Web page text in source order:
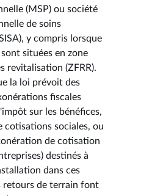
(MSP) ou société
de soins
y compris lorsque
situées en zone
revitalisation (ZFRR).
la loi prévoit des
fiscales
sur les bénéfices,
cotisations sociales, ou
de cotisation
destinés à
dans ces
retours de terrain font